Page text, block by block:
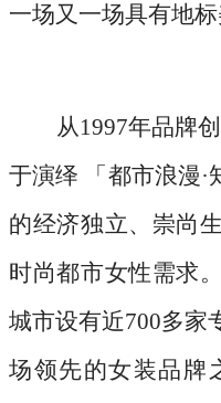
一场又一场具有地
从1997年品牌
于演绎 「都市浪漫·
的经济独立、崇尚
时尚都市女性需求
城市设有近700多家
场领先的女装品牌